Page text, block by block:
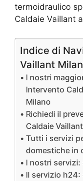
termoidraulico
Caldaie Vaillant
Indice di
Vaillant
I nostri
Intervento
Milano
Richiedi il
Caldaie
Tutti i servizi
domestiche in
I nostri servizi:
Il servizio